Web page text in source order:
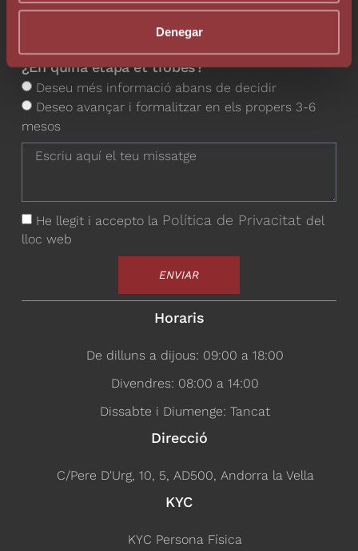
Denegar
¿En quina etapa et trobes?
Deseu més informació abans de decidir
Deseo avançar i formalitzar en els propers 3-6
mesos
He llegit i accepto la Política de Privacitat del
lloc web
ENVIAR
Horaris
De dilluns a dijous: 09:00 a 18:00
Divendres: 08:00 a 14:00
Dissabte i Diumenge: Tancat
Direcció
C/Pere D'Urg, 10, 5, AD500, Andorra la Vella
KYC
KYC Persona Física